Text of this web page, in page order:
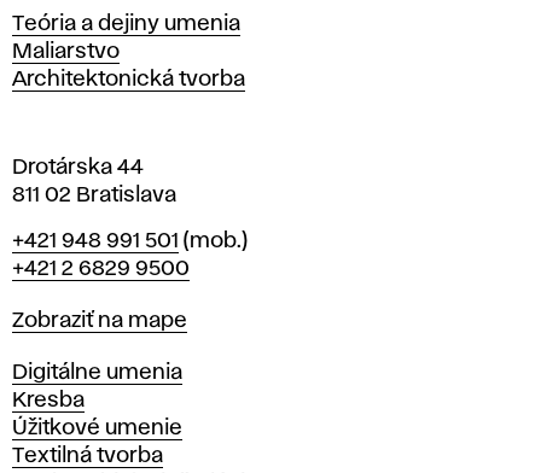
s
l
a
v
Katedry
Teória a dejiny umenia
Maliarstvo
Architektonická tvorba
Drotárska 44
811 02 Bratislava
Telefón
+421 948 991 501 (mob.)
+421 2 6829 9500
Mapa
Zobraziť na mape
Katedry
Digitálne umenia
Kresba
Úžitkové umenie
Textilná tvorba